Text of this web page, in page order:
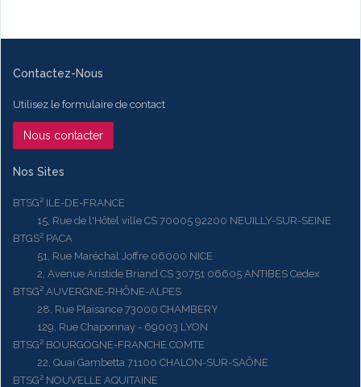
Contactez-Nous
Utilisez le formulaire de contact
Nous contacter
Nos Sites
BTSG² ILE-DE-FRANCE
15, Rue de l'Hôtel ville CS 70005 92200 NEUILLY-SUR-SEINE
BTGS² PACA
51, Rue Maréchal Joffre 06000 NICE
2, Avenue Aristide Briand CS 30751 06605 ANTIBES Cedex
BTSG² AUVERGNE-RHÔNE-ALPES
28, Rue Plaisance 73000 CHAMBERY
129, Rue Chaponnay - 69003 LYON
BTSG² BOURGOGNE-FRANCHE COMTE
22, Quai Gambetta 71100 CHALON-SUR-SAÔNE
BTSG² NOUVELLE AQUITAINE